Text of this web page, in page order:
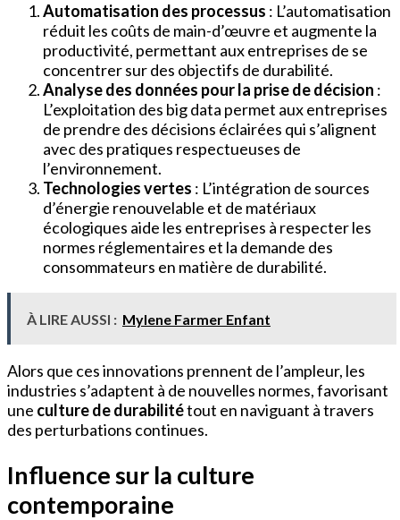
Automatisation des processus : L’automatisation
réduit les coûts de main-d’œuvre et augmente la
productivité, permettant aux entreprises de se
concentrer sur des objectifs de durabilité.
Analyse des données pour la prise de décision :
L’exploitation des big data permet aux entreprises
de prendre des décisions éclairées qui s’alignent
avec des pratiques respectueuses de
l’environnement.
Technologies vertes : L’intégration de sources
d’énergie renouvelable et de matériaux
écologiques aide les entreprises à respecter les
normes réglementaires et la demande des
consommateurs en matière de durabilité.
À LIRE AUSSI : Mylene Farmer Enfant
Alors que ces innovations prennent de l’ampleur, les
industries s’adaptent à de nouvelles normes, favorisant
une culture de durabilitétout en naviguant à travers
des perturbations continues.
Influence sur la culture
contemporaine